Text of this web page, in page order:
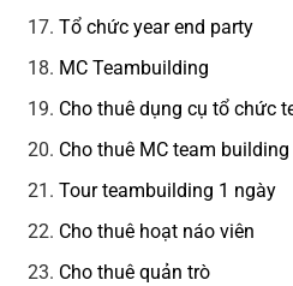
Tổ chức year end party
MC Teambuilding
Cho thuê dụng cụ tổ chức
Cho thuê MC team building
Tour teambuilding 1 ngày
Cho thuê hoạt náo viên
Cho thuê quản trò